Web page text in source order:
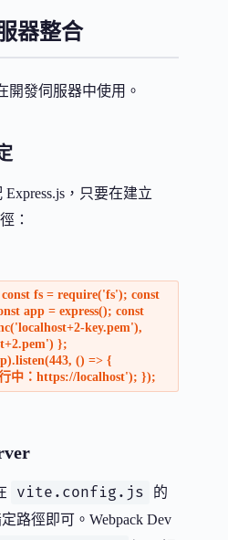
器整合
開發伺服器中使用。
，只要在建立
：
fs = require('fs'); const
app = express(); const
key.pem'),
};
() => {
中：https://localhost'); });
vite.config.js 的
路徑即可。Webpack Dev